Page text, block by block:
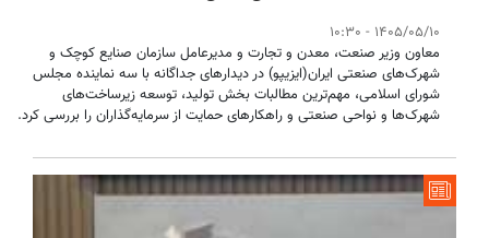
1405/05/10 - 10:30
معاون وزیر صنعت، معدن و تجارت و مدیرعامل سازمان صنایع کوچک و
شهرک‌های صنعتی ایران(ایزیپو) در دیدارهای جداگانه با سه نماینده مجلس
شورای اسلامی، مهم‌ترین مطالبات بخش تولید، توسعه زیرساخت‌های
شهرک‌ها و نواحی صنعتی و راهکارهای حمایت از سرمایه‌گذاران را بررسی کرد.